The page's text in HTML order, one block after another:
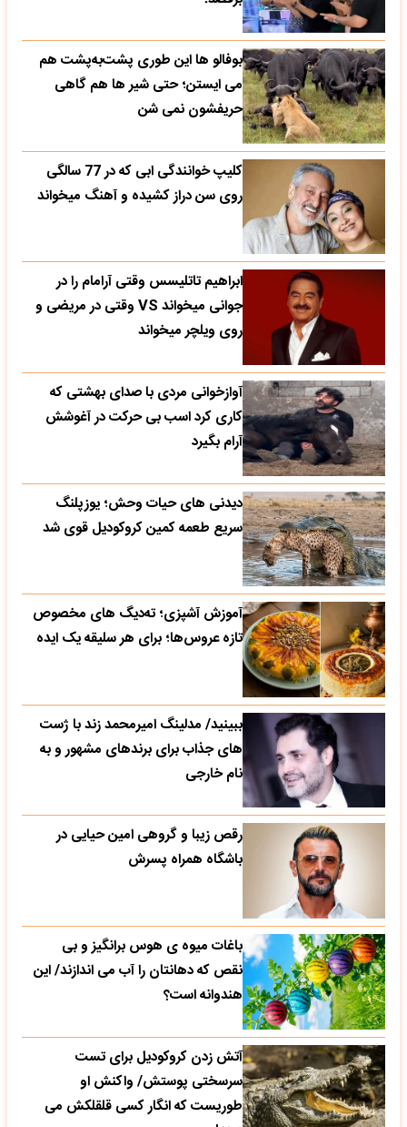
بوفالو ها این‌ طوری پشت‌به‌پشت هم
می‌ ایستن؛ حتی شیر ها هم گاهی
حریفشون نمی‌ شن
کلیپ خوانندگی ابی که در 77 سالگی
روی سن دراز کشیده و آهنگ میخواند
ابراهیم تاتلیسس وقتی آرامام را در
جوانی میخواند VS وقتی در مریضی و
روی ویلچر میخواند
آوازخوانی مردی با صدای بهشتی که
کاری کرد اسب بی حرکت در آغوشش
آرام بگیرد
دیدنی های حیات وحش؛ یوزپلنگ
سریع طعمه کمین کروکودیل قوی شد
آموزش آشپزی؛ ته‌دیگ‌ های مخصوص
تازه‌ عروس‌ها؛ برای هر سلیقه یک ایده
ببینید/ مدلینگ امیرمحمد زند با ژست
های جذاب برای برندهای مشهور و به
نام خارجی
رقص زیبا و گروهی امین حیایی در
باشگاه همراه پسرش
باغات میوه ی هوس برانگیز و بی
نقص که دهانتان را آب می اندازند/ این
هندوانه است؟
آتش زدن کروکودیل برای تست
سرسختی پوستش/ واکنش او
طوریست که انگار کسی قلقلکش می